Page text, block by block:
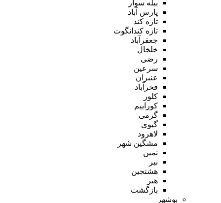
بیله سوار
پارس آباد
تازه کند
تازه کندانگوت
جعفرآباد
خلخال
رضی
سرعین
عنبران
فخرآباد
کلور
کوراییم
گرمی
گیوی
لاهرود
مشگین شهر
نمین
نیر
هشتجین
هیر
بازگشت
بوشهر